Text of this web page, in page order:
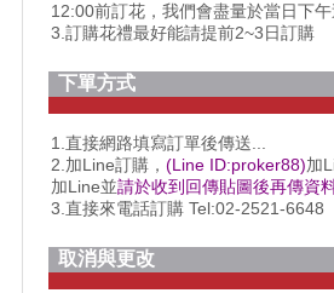
12:00前訂花，我們會盡量於當日下午
3.訂購花禮最好能請提前2~3日訂購
下單方式
1.直接網路填寫訂單後傳送...
2.加Line訂購， (Line ID:proker88)加
加Line並請於收到回傳貼圖後再傳資料
3.直接來電話訂購 Tel:02-2521-6648
取消與更改